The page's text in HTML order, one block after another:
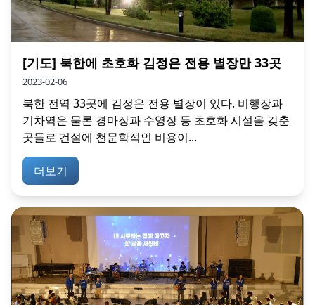
[기도] 북한에 초호화 김정은 전용 별장만 33곳
2023-02-06
북한 전역 33곳에 김정은 전용 별장이 있다. 비행장과
기차역은 물론 경마장과 수영장 등 초호화 시설을 갖춘
곳들로 건설에 천문학적인 비용이...
더보기